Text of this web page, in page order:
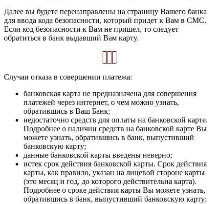
Далее вы будете перенаправлены на страницу Вашего банка
для ввода кода безопасности, который придет к Вам в СМС.
Если код безопасности к Вам не пришел, то следует
обратиться в банк выдавший Вам карту.
Случаи отказа в совершении платежа:
банковская карта не предназначена для совершения
платежей через интернет, о чем можно узнать,
обратившись в Ваш Банк;
недостаточно средств для оплаты на банковской карте.
Подробнее о наличии средств на банковской карте Вы
можете узнать, обратившись в банк, выпустивший
банковскую карту;
данные банковской карты введены неверно;
истек срок действия банковской карты. Срок действия
карты, как правило, указан на лицевой стороне карты
(это месяц и год, до которого действительна карта).
Подробнее о сроке действия карты Вы можете узнать,
обратившись в банк, выпустивший банковскую карту;